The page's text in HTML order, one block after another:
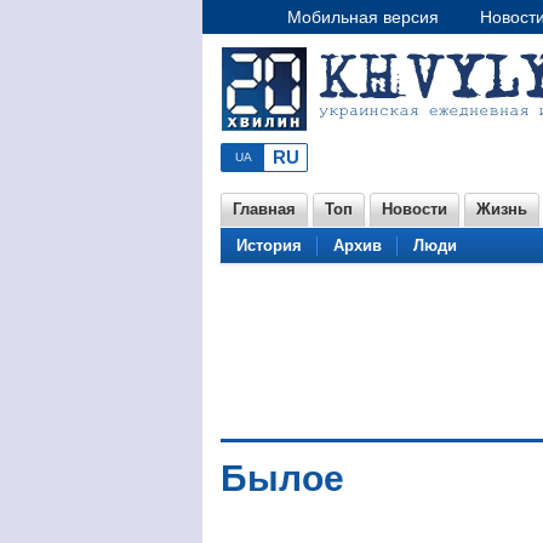
Мобильная версия
Главная Топ Новости Жизнь
История
Архив Люди
Былое